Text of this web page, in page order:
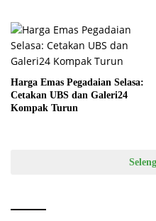
Harga Emas Pegadaian Selasa:
Cetakan UBS dan Galeri24
Kompak Turun